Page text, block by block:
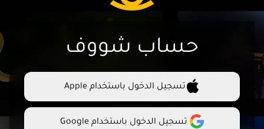
حساب شووف
تسجيل الدخول باستخدام Apple
تسجيل الدخول باستخدام Google